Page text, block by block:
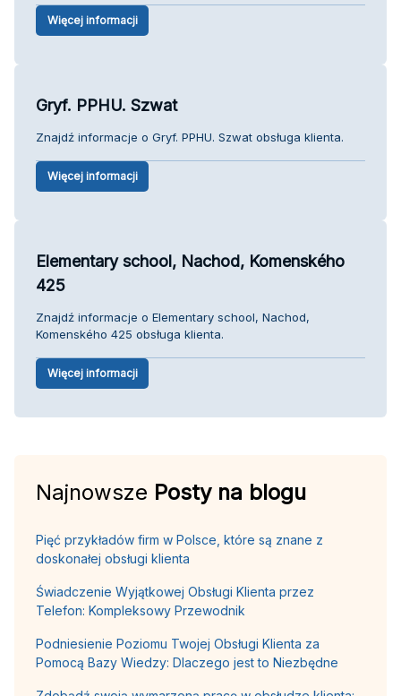
Więcej informacji
Gryf. PPHU. Szwat
Znajdź informacje o Gryf. PPHU. Szwat obsługa klienta.
Więcej informacji
Elementary school, Nachod, Komenského
425
Znajdź informacje o Elementary school, Nachod,
Komenského 425 obsługa klienta.
Więcej informacji
Najnowsze Posty na blogu
Pięć przykładów firm w Polsce, które są znane z
doskonałej obsługi klienta
Świadczenie Wyjątkowej Obsługi Klienta przez
Telefon: Kompleksowy Przewodnik
Podniesienie Poziomu Twojej Obsługi Klienta za
Pomocą Bazy Wiedzy: Dlaczego jest to Niezbędne